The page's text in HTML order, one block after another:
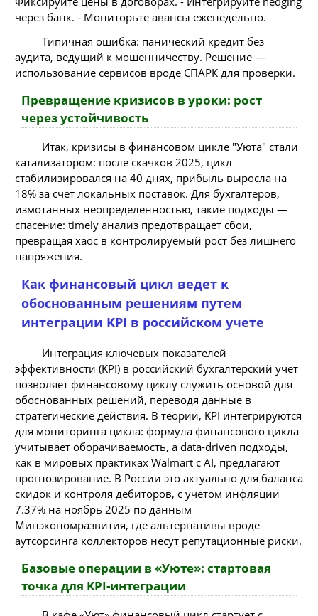
через банк. - Мониторьте авансы еженедельно.
Типичная ошибка: панический кредит без
аудита, ведущий к мошенничеству. Решение —
использование сервисов вроде СПАРК для проверки.
Превращение кризисов в уроки: рост
через устойчивость
Итак, кризисы в финансовом цикле "Уюта" стали
катализатором: после скачков 2025, цикл
стабилизировался на 40 днях, прибыль выросла на
18% за счет локальных поставок. Для бухгалтеров,
измотанных неопределенностью, такие подходы —
спасение: timely анализ предотвращает сбои,
превращая хаос в контролируемый рост без лишнего
напряжения.
Как финансовый цикл ведет к
обоснованным решениям путем
интеграции KPI в российском учете
Интеграция ключевых показателей
эффективности (KPI) в российский бухгалтерский учет
позволяет финансовому циклу служить основой для
обоснованных решений, переводя данные в
стратегические действия. В теории, KPI интегрируются
для мониторинга цикла: формула финансового цикла
учитывает оборачиваемость, а data-driven подходы,
как в мировых практиках Walmart с AI, предлагают
прогнозирование. В России это актуально для баланса
скидок и контроля дебиторов, с учетом инфляции
7.37% на ноябрь 2025 по данным
Минэкономразвития, где альтернативы вроде
аутсорсинга коллекторов несут репутационные риски.
Базовые операции в «Уюте»: стартовая
точка для KPI-интеграции